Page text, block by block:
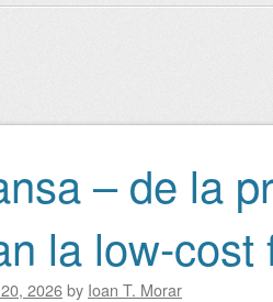
– de la
la low-cost
2026by Ioan T. Morar